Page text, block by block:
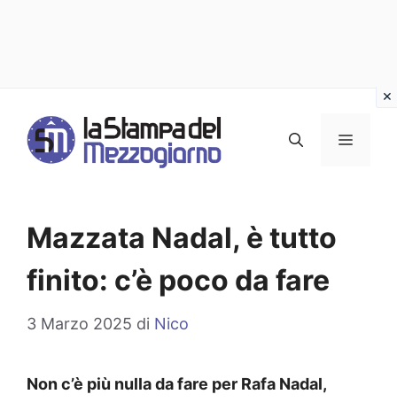
contenuto
MENU
Mazzata Nadal, è tutto
finito: c’è poco da fare
3 Marzo 2025 di Nico
Non c’è più nulla da fare per Rafa Nadal,